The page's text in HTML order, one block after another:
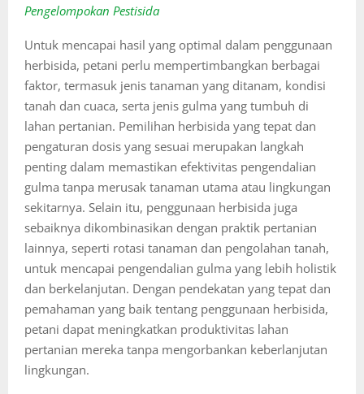
Pengelompokan Pestisida
Untuk mencapai hasil yang optimal dalam penggunaan
herbisida, petani perlu mempertimbangkan berbagai
faktor, termasuk jenis tanaman yang ditanam, kondisi
tanah dan cuaca, serta jenis gulma yang tumbuh di
lahan pertanian. Pemilihan herbisida yang tepat dan
pengaturan dosis yang sesuai merupakan langkah
penting dalam memastikan efektivitas pengendalian
gulma tanpa merusak tanaman utama atau lingkungan
sekitarnya. Selain itu, penggunaan herbisida juga
sebaiknya dikombinasikan dengan praktik pertanian
lainnya, seperti rotasi tanaman dan pengolahan tanah,
untuk mencapai pengendalian gulma yang lebih holistik
dan berkelanjutan. Dengan pendekatan yang tepat dan
pemahaman yang baik tentang penggunaan herbisida,
petani dapat meningkatkan produktivitas lahan
pertanian mereka tanpa mengorbankan keberlanjutan
lingkungan.